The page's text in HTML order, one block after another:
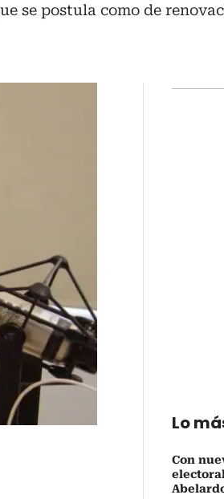
se postula como de
Lo
Con